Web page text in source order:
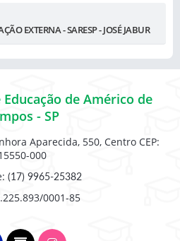
EXTERNA - SARESP - JOSÉ JABUR
de Américo de
- SP
Aparecida, 550, Centro CEP:
000
(17) 9965-25382
0001-85